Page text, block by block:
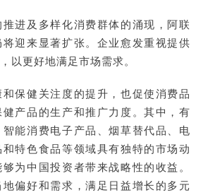
进及多样化消费群体的涌现，阿联
迎来显著扩张。企业愈发重视提供
以更好地满足市场需求。
保健关注度的提升，也促使消费品
产品的生产和推广力度。其中，有
能消费电子产品、烟草替代品、电
特色食品等领域具有独特的市场动
为中国投资者带来战略性的收益。
偏好和需求，满足日益增长的多元